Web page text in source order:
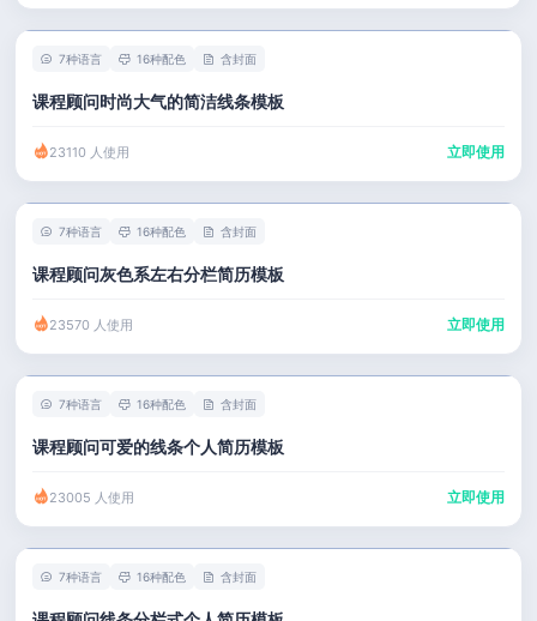
7种语言 16种配色 含封面
课程顾问时尚大气的简洁线条模板
23110 人使用 立即使用
7种语言 16种配色 含封面
课程顾问灰色系左右分栏简历模板
23570 人使用 立即使用
7种语言 16种配色 含封面
课程顾问可爱的线条个人简历模板
23005 人使用 立即使用
7种语言 16种配色 含封面